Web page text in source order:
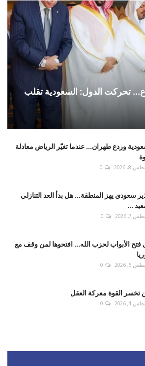
تحركت الدول: السعودية تقلب
وردع طهران... عندما تغيّر الرياض معادلة
8, 2026
0
سعودي يهز المنطقة... هل بدأ العد التنازلي
...
7, 2026
0
فتح الأبواب لحزب الله... افتحوها لمن وقف مع
6, 2026
0
تخسر القوة معركة العقل
4, 2026
0